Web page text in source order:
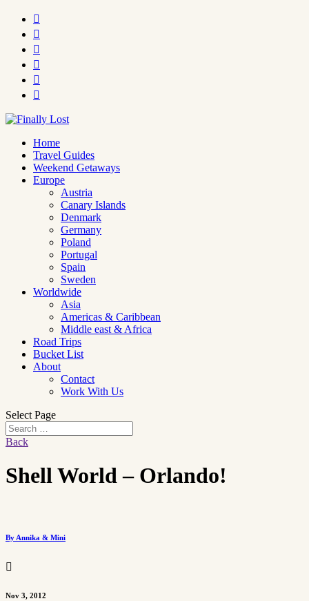






Home
Travel Guides
Weekend Getaways
Europe
Austria
Canary Islands
Denmark
Germany
Poland
Portugal
Spain
Sweden
Worldwide
Asia
Americas & Caribbean
Middle east & Africa
Road Trips
Bucket List
About
Contact
Work With Us
Select Page
Back
Shell World – Orlando!
By Annika & Mini

Nov 3, 2012